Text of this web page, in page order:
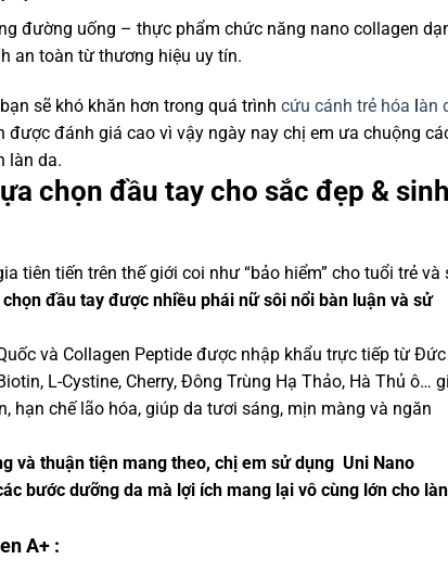
đường uống – thực phẩm chức năng nano collagen
an toàn từ thương hiệu uy tín.
sẽ khó khăn hơn trong quá trình cứu cánh trẻ hóa làn
đánh giá cao vì vậy ngày nay chị em ưa chuộng
làn da.
chọn đầu tay cho sắc đẹp &
tiên tiến trên thế giới coi như “bảo hiểm” cho tuổi trẻ và
đầu tay được nhiều phái nữ sôi nổi bàn luận và sử
và Collagen Peptide được nhập khẩu trực tiếp từ Đức
L-Cystine, Cherry, Đông Trùng Hạ Thảo, Hà Thủ ô…
hạn chế lão hóa, giúp da tươi sáng, mịn màng và ngăn
và thuận tiện mang theo, chị em sử dụng Uni Nano
bước dưỡng da mà lợi ích mang lại vô cùng lớn cho
A+ :